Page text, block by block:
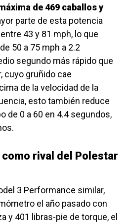
de 469 caballos y
parte de esta potencia
43 y 81 mph, lo que
50 a 75 mph a 2.2
segundo más rápido que
cuyo gruñido cae
de la velocidad de la
esto también reduce
de 0 a 60 en 4.4 segundos,
como rival del Polestar
3 Performance similar,
el año pasado con
y ​​401 libras-pie de torque, el